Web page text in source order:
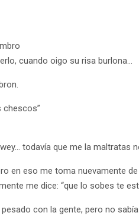
cuando oigo su risa burlona…
chescos”
todavía que me la maltratas
en eso me toma nuevamente
me dice: “que lo sobes te
con la gente, pero no